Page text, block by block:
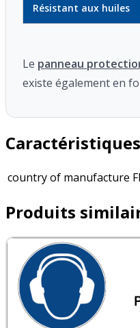
Résistant aux huiles
Le panneau
existe également en
Caractéristiques
country of manufacture
Produits